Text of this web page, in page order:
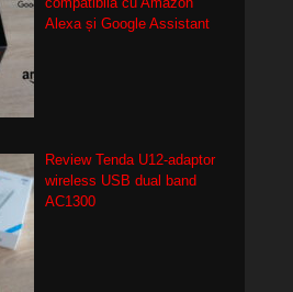
Alexa și Google Assistant
Review Tenda U12-adaptor
wireless USB dual band
AC1300